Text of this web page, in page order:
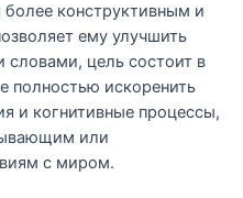
конструктивным и
ему улучшить
словами, цель состоит в
полностью искоренить
и когнитивные процессы,
или
с миром.